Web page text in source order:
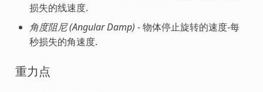
损失的线速度.
角度阻尼 (Angular Damp) - 物体停止旋转的速度-每
秒损失的角速度.
重力点